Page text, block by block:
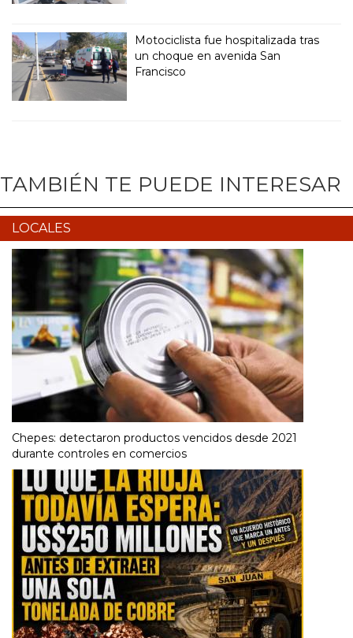
Motociclista fue hospitalizada tras
un choque en avenida San
Francisco
TAMBIÉN TE PUEDE INTERESAR
LOCALES
Chepes: detectaron productos vencidos desde 2021
durante controles en comercios